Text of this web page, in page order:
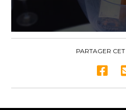
PARTAGER